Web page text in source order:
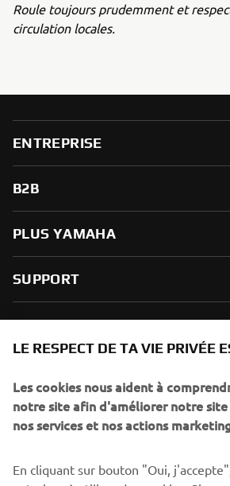
Roule toujours prudemment et
circulation locales.
ENTREPRISE
B2B
PLUS YAMAHA
SUPPORT
spéciaux, les lancements de produits, etc.
S'ABONNER
LE RESPECT DE TA VIE PRIVÉE
Les cookies nous aident à
notre site afin d'améliorer notre
nos services et nos actions
En cliquant sur bouton "Oui,